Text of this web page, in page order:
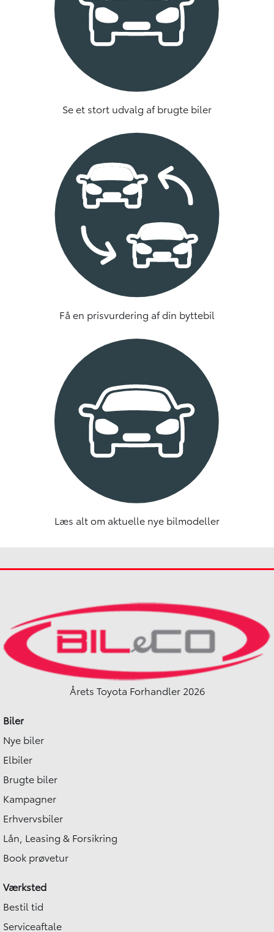
Se et stort udvalg af brugte biler
Få en prisvurdering af din byttebil
Læs alt om aktuelle nye bilmodeller
Årets Toyota Forhandler 2026
Biler
Nye biler
Elbiler
Brugte biler
Kampagner
Erhvervsbiler
Lån, Leasing & Forsikring
Book prøvetur
Værksted
Bestil tid
Serviceaftale